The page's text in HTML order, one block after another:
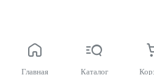
Главная Каталог